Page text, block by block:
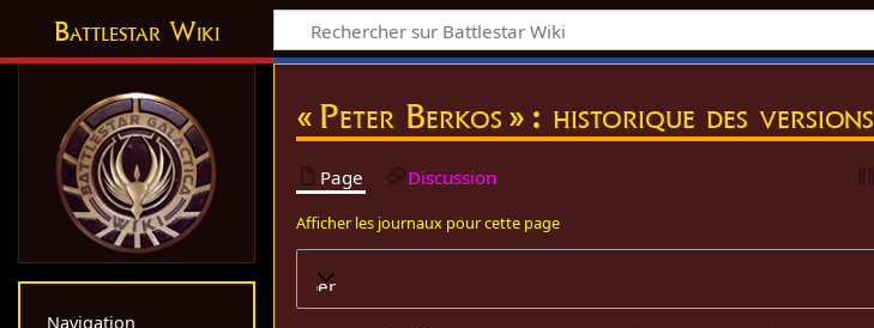
Battlestar Wiki
« Peter Berkos » : historique des versions
Page Discussion
Afficher les journaux pour cette page
Développer
Navigation